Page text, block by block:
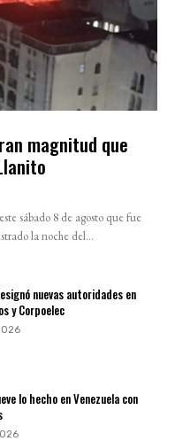
magnitud que
sábado 8 de agosto que fue
la noche del...
nuevas autoridades en
y Corpoelec
lo hecho en Venezuela con